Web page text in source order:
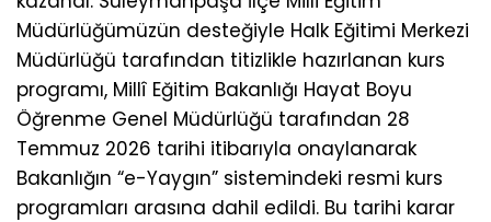
Müdürlüğümüzün desteğiyle Halk Eğitimi Merkezi
Müdürlüğü tarafından titizlikle hazırlanan kurs
programı, Millî Eğitim Bakanlığı Hayat Boyu
Öğrenme Genel Müdürlüğü tarafından 28
Temmuz 2026 tarihi itibarıyla onaylanarak
Bakanlığın “e-Yaygın” sistemindeki resmi kurs
programları arasına dahil edildi. Bu tarihi karar